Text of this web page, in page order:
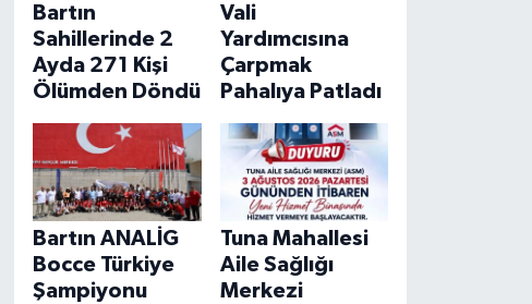
Bartın
Sahillerinde 2
Ayda 271 Kişi
Ölümden Döndü
Vali
Yardımcısına
Çarpmak
Pahalıya Patladı
Bartın ANALİG
Bocce Türkiye
Şampiyonu
Tuna Mahallesi
Aile Sağlığı
Merkezi